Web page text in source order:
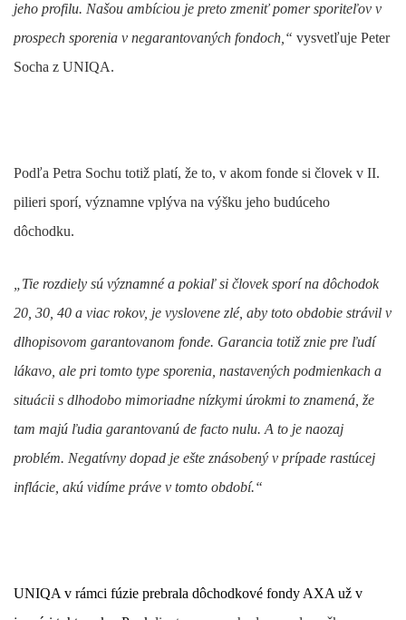
jeho profilu. Našou ambíciou je preto zmeniť pomer sporiteľov v
prospech sporenia v negarantovaných fondoch,“ vysvetľuje Peter
Socha z UNIQA.
Podľa Petra Sochu totiž platí, že to, v akom fonde si človek v II.
pilieri sporí, významne vplýva na výšku jeho budúceho
dôchodku.
„Tie rozdiely sú významné a pokiaľ si človek sporí na dôchodok
20, 30, 40 a viac rokov, je vyslovene zlé, aby toto obdobie strávil v
dlhopisovom garantovanom fonde. Garancia totiž znie pre ľudí
lákavo, ale pri tomto type sporenia, nastavených podmienkach a
situácii s dlhodobo mimoriadne nízkymi úrokmi to znamená, že
tam majú ľudia garantovanú de facto nulu. A to je naozaj
problém. Negatívny dopad je ešte znásobený v prípade rastúcej
inflácie, akú vidíme práve v tomto období.“
UNIQA v rámci fúzie prebrala dôchodkové fondy AXA už v